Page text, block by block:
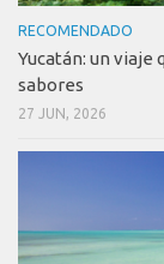
RECOMENDADO
Yucatán: un viaje
sabores
27 JUN, 2026